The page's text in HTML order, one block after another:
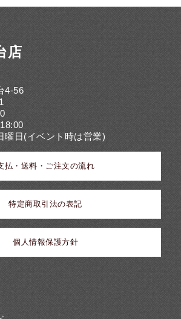
店
4-56
曜日(イベント時は営業)
払・送料・ご注文の流れ
特定商取引法の表記
個人情報保護方針